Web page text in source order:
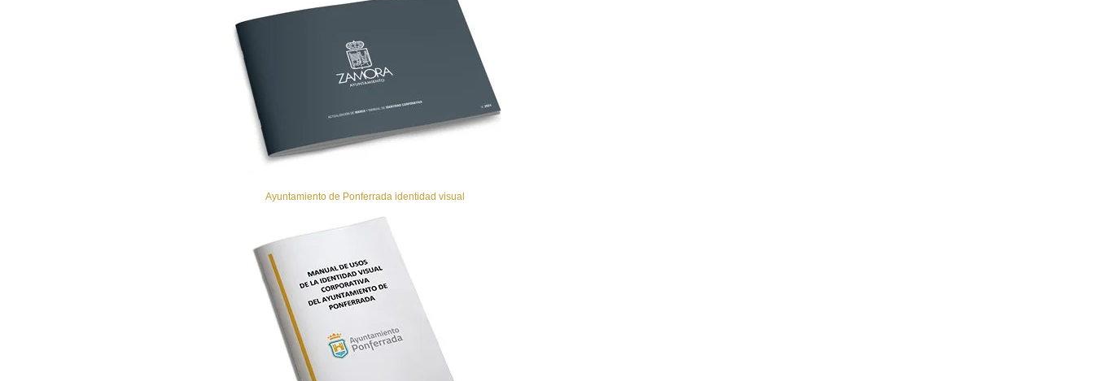
Ayuntamiento de Ponferrada identidad visual